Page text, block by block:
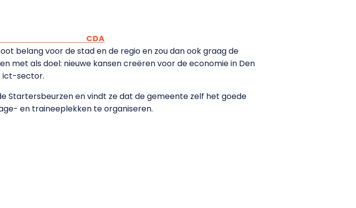
CDA
belang voor de stad en de regio en zou dan ook graag de
met als doel: nieuwe kansen creëren voor de economie in Den
ict-sector.
Startersbeurzen en vindt ze dat de gemeente zelf het goede
en traineeplekken te organiseren.